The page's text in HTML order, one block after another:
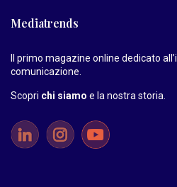
Mediatrends
Il primo magazine online dedicato
comunicazione.
Scopri chi siamo e la nostra storia